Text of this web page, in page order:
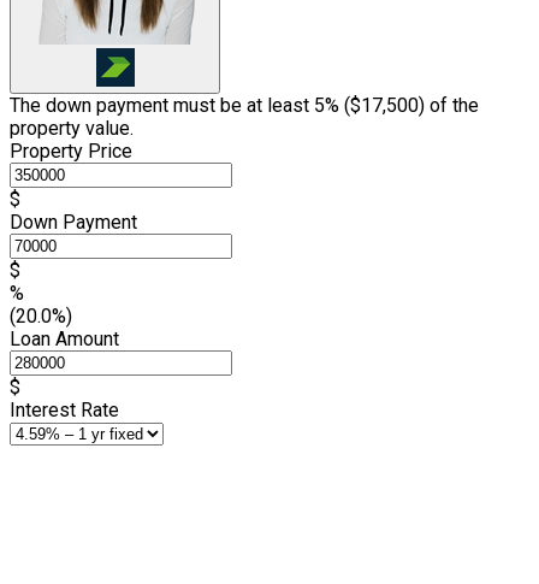
The down payment must be at least 5% ($17,500) of the
property value.
Property Price
$
Down Payment
$
%
(20.0%)
Loan Amount
$
Interest Rate